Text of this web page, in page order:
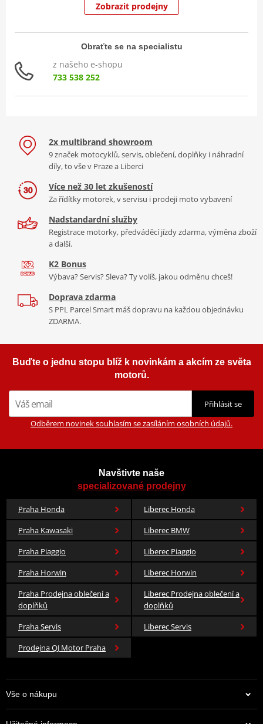
Zobrazit prodejny
Obraťte se na specialistu
z našeho e-shopu
733 538 252
2x multibrand showroom
9 značek motocyklů, servis, oblečení, doplňky i náhradní
díly, to vše v Praze a Liberci
Více než 30 let zkušeností
Za řídítky motorek, v servisu i prodeji moto vybavení
Nadstandardní služby
Registrace motorky, předváděcí jízdy zdarma, výměna zboží
a další.
K2 Bonus
Výbava? Servis? Sleva? Ty volíš, jakou odměnu chceš!
Doprava zdarma
S PPL Parcel Smart máš dopravu na každou objednávku
ZDARMA.
Buďte o jednu stopu blíž k novinkám a akcím ze světa
motorů.
Přihlásit se
Odběrem novinek souhlasím se zasíláním osobních údajů.
Navštivte naše
specializované prodejny
Praha Honda
Liberec Honda
Praha Kawasaki
Liberec BMW
Praha Piaggio
Liberec Piaggio
Praha Horwin
Liberec Horwin
Praha Prodejna oblečení a
doplňků
Liberec Prodejna oblečení a
doplňků
Praha Servis
Liberec Servis
Prodejna QJ Motor Praha
Vše o nákupu